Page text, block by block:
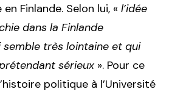
Finlande. Selon lui, « l’idée
dans la Finlande
semble très lointaine et qui
sérieux ». Pour ce
politique à l’Université